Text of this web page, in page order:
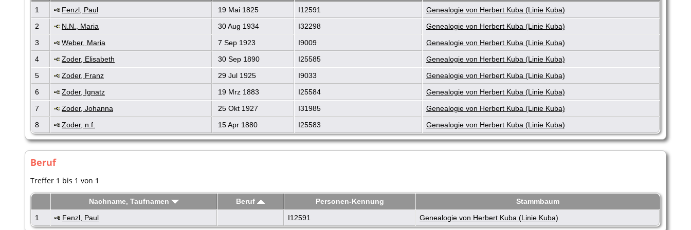
1 Fenzl, Paul 19 Mai 1825 I12591
Genealogie von Herbert Kuba (Linie Kuba)
2
N.N., Maria 30 Aug 1934 I32298
Genealogie von Herbert Kuba (Linie Kuba)
3
Weber, Maria 7 Sep 1923 I9009
Genealogie von Herbert Kuba (Linie Kuba)
4
Zoder, Elisabeth 30 Sep 1890 I25585
Genealogie von Herbert Kuba (Linie Kuba)
5
Zoder, Franz 29 Jul 1925 I9033
Genealogie von Herbert Kuba (Linie Kuba)
6
Zoder, Ignatz 19 Mrz 1883 I25584
Genealogie von Herbert Kuba (Linie Kuba)
7
Zoder, Johanna 25 Okt 1927 I31985
Genealogie von Herbert Kuba (Linie Kuba)
8
Zoder, n.f. 15 Apr 1880 I25583 Genealogie von Herbert Kuba (Linie Kuba)
Beruf
Treffer 1 bis 1 von 1
Nachname, Taufnamen Beruf Personen-Kennung
Stammbaum
1
Fenzl, Paul I12591 Genealogie von Herbert Kuba (Linie Kuba)